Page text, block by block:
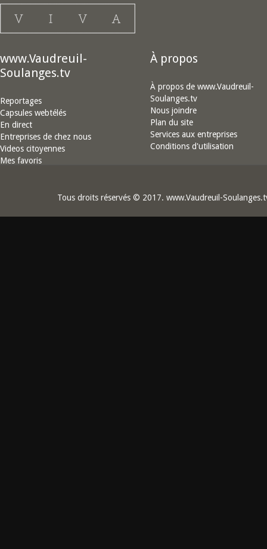
www.Vaudreuil-
Soulanges.tv
Reportages
Capsules webtélés
En direct
Entreprises de chez nous
Videos citoyennes
Mes favoris
À propos
À propos de www.Vaudreuil-
Soulanges.tv
Nous joindre
Plan du site
Services aux entreprises
Conditions d'utilisation
Tous droits réservés © 2017. www.Vaudreuil-